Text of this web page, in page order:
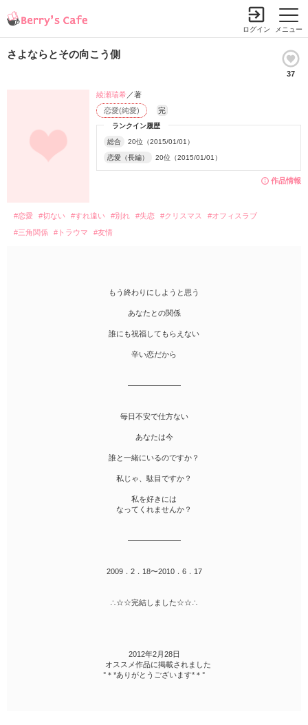
メニュー
ログイン
さよならとその向こう側
37
作品情報
ランクイン履歴
総合 20位（2015/01/01）
恋愛（長編） 20位（2015/01/01）
恋愛(純愛) 完
綾瀬瑞希／著
#恋愛 #切ない #すれ違い #別れ #失恋 #クリスマス
#オフィスラブ
#三角関係
#トラウマ #友情
もう終わりにしようと思う
あなたとの関係
誰にも祝福してもらえない
辛い恋だから
―――――――
毎日不安で仕方ない
あなたは今
誰と一緒にいるのですか？
私じゃ、駄目ですか？
私を好きには
なってくれませんか？
―――――――
2009．2．18〜2010．6．17
∴☆☆完結しました☆☆∴
2012年2月28日
オススメ作品に掲載されました
°＊*ありがとうございます*＊°